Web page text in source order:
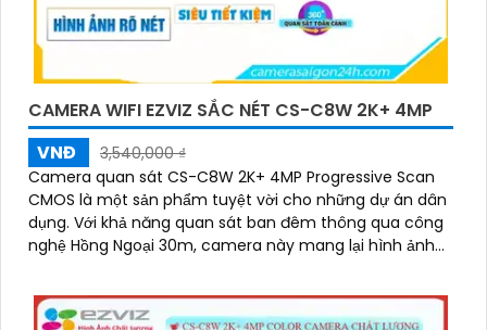
CAMERA WIFI EZVIZ SẮC NÉT CS-C8W 2K+ 4MP
VNĐ
3,540,000 ₫
Camera quan sát CS-C8W 2K+ 4MP Progressive Scan
CMOS là một sản phẩm tuyệt vời cho những dự án dân
dụng. Với khả năng quan sát ban đêm thông qua công
nghệ Hồng Ngoại 30m, camera này mang lại hình ảnh